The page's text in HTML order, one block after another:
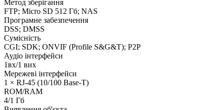
Метод зберігання
FTP; Micro SD 512 Гб; NAS
Програмне забезпечення
DSS; DMSS
Сумісність
CGI; SDK; ONVIF (Profile S&G&T); P2P
Аудіо інтерфейси
1вх/1 вих
Мережеві інтерфейси
1 × RJ-45 (10/100 Base-T)
ROM/RAM
4/1 Гб